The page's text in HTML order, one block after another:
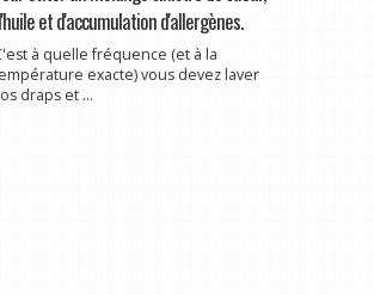
et d'accumulation d'allergènes.
à quelle fréquence (et à la
exacte) vous devez laver
draps et ...